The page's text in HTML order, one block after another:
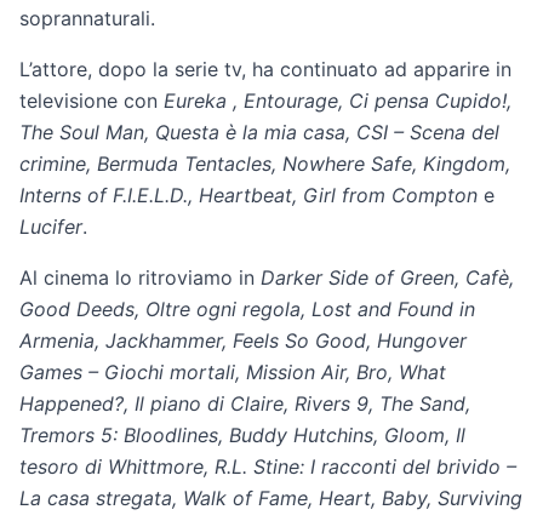
soprannaturali.
L’attore, dopo la serie tv, ha continuato ad apparire in
televisione con Eureka , Entourage, Ci pensa Cupido!,
The Soul Man, Questa è la mia casa, CSI – Scena del
crimine, Bermuda Tentacles, Nowhere Safe, Kingdom,
Interns of F.I.E.L.D., Heartbeat, Girl from Compton e
Lucifer.
Al cinema lo ritroviamo in Darker Side of Green, Cafè,
Good Deeds, Oltre ogni regola, Lost and Found in
Armenia, Jackhammer, Feels So Good, Hungover
Games – Giochi mortali, Mission Air, Bro, What
Happened?, Il piano di Claire, Rivers 9, The Sand,
Tremors 5: Bloodlines, Buddy Hutchins, Gloom, Il
tesoro di Whittmore, R.L. Stine: I racconti del brivido –
La casa stregata, Walk of Fame, Heart, Baby, Surviving